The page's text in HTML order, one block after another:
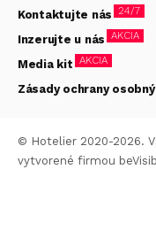
Kontaktujte nás 24/7
Inzerujte u nás AKCIA
Media kit AKCIA
Zásady ochrany
© Hotelier 2020-2026.
vytvorené firmou